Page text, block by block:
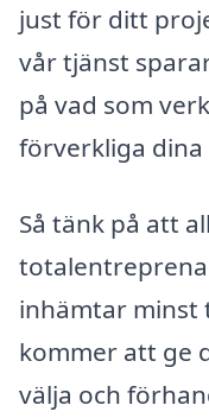
just för ditt
vår tjänst
på vad som
förverkliga
Så tänk på att
inhämtar minst
kommer att ge
välja och